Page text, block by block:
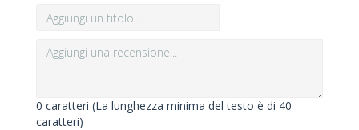
0 caratteri (La lunghezza minima del testo è di 40
caratteri)